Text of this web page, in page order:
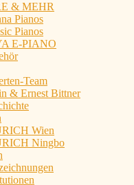
& MEHR
Pianos
Pianos
E-PIANO
Team
& Ernest Bittner
Wien
Ningbo